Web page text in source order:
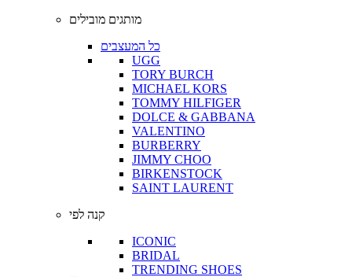
מותגים מובילים
כל המעצבים
UGG
TORY BURCH
MICHAEL KORS
TOMMY HILFIGER
DOLCE & GABBANA
VALENTINO
BURBERRY
JIMMY CHOO
BIRKENSTOCK
SAINT LAURENT
קנה לפי
ICONIC
BRIDAL
TRENDING SHOES